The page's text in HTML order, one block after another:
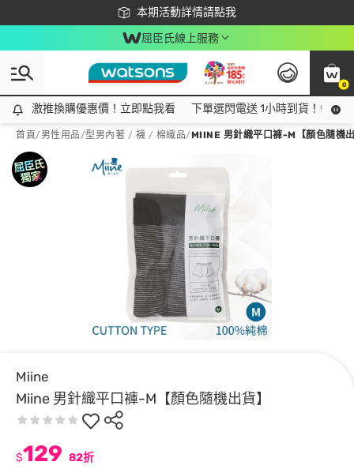
本期活動詳情請點我
下載app最高回饋$350
屈臣氏線上服務
0
激推換購優惠價！立即點我看
激推換購優惠價！立即點我看 下單選閃電送 1小時到貨！領神
首頁/ 男性用品/型男內著 / 襪 / 棉織品/MIINE 男針織平口褲-M【顏色隨機
Miine
Miine 男針織平口褲-M【顏色隨機出貨】
$129 82折